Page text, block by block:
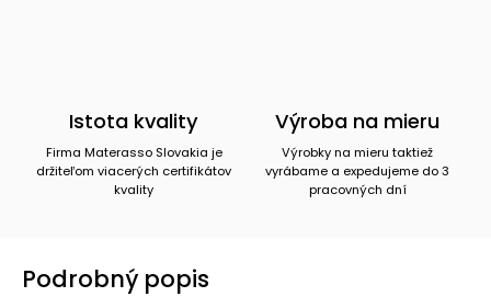
Istota kvality
Firma Materasso Slovakia je
držiteľom viacerých certifikátov
kvality
Výroba na mieru
Výrobky na mieru taktiež
vyrábame a expedujeme do 3
pracovných dní
Podrobný popis